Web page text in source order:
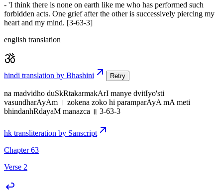
- 'I think there is none on earth like me who has performed such
forbidden acts. One grief after the other is successively piercing my
heart and my mind. [3-63-3]
english translation
hindi translation by Bhashini Retry
na madvidho duSkRtakarmakArI manye dvitIyo'sti
vasundharAyAm । zokena zoko hi paramparAyA mA meti
bhindanhRdayaM manazca ॥ 3-63-3
hk transliteration by Sanscript
Chapter 63
Verse 2